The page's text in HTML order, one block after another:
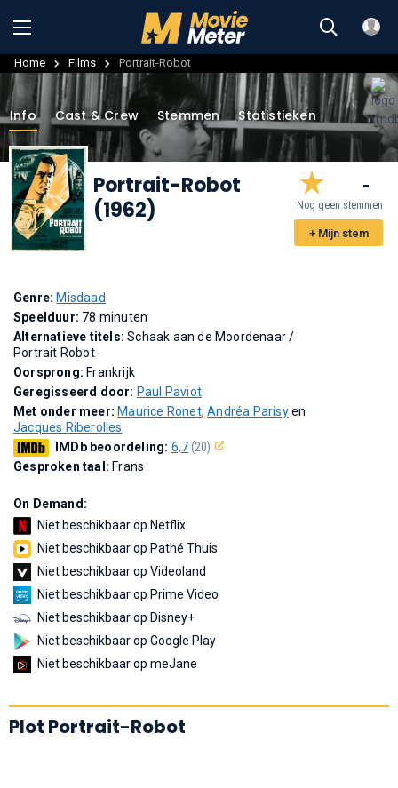
Home Films Portrait-Robot
Info Cast & Crew Stemmen Statistieken
Portrait-Robot
(1962)
-
Nog geen stemmen
+ Mijn stem
Genre: Misdaad
Speelduur: 78 minuten
Alternatieve titels:Schaak aan de Moordenaar/
Portrait Robot
Oorsprong: Frankrijk
Geregisseerd door: Paul Paviot
Met onder meer: Maurice Ronet,Andréa Parisyen
Jacques Riberolles
IMDb beoordeling: 6,7(20)
Gesproken taal: Frans
On Demand:
Niet beschikbaar op Netflix
Niet beschikbaar op Pathé Thuis
Niet beschikbaar op Videoland
Niet beschikbaar op Prime Video
Niet beschikbaar op Disney+
Niet beschikbaar op Google Play
Niet beschikbaar op meJane
Plot Portrait-Robot